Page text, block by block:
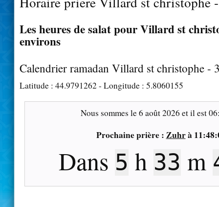
Les heures de salat pour Villard st
environs
Calendrier ramadan Villard st christophe -
Latitude : 44.9791262 - Longitude : 5.8060155
Nous sommes le6 août 2026 et il est
Prochaine prière : Zuhrà
Dans 5 h 33 m